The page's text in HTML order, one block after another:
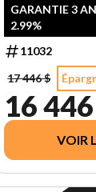
GARANTIE 3
2.99%
11032
17 446 $
16
VOIR